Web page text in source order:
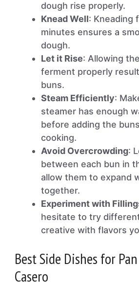
dough rise properly.
Knead Well: Kneading
minutes ensures a
dough.
Let it Rise: Allowing
ferment properly
buns.
Steam Efficiently:
steamer has enough
before adding the
cooking.
Avoid Overcrowding:
between each bun in
allow them to expand
together.
Experiment with
hesitate to try
creative with flavors
Best Side Dishes for
Casero